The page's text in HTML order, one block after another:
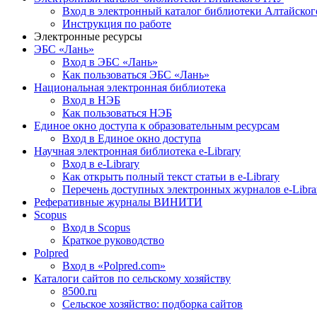
Вход в электронный каталог библиотеки
Инструкция по работе
Электронные ресурсы
ЭБС «Лань»
Вход в ЭБС «Лань»
Как пользоваться ЭБС «Лань»
Национальная электронная библиотека
Вход в НЭБ
Как пользоваться НЭБ
Единое окно доступа к образовательным ресурсам
Вход в Единое окно доступа
Научная электронная библиотека e-Library
Вход в e-Library
Как открыть полный текст статьи в e-Library
Перечень доступных электронных журналов e-
Реферативные журналы ВИНИТИ
Scopus
Вход в Scopus
Краткое руководство
Polpred
Вход в «Polpred.com»
Каталоги сайтов по сельскому хозяйству
8500.ru
Сельское хозяйство: подборка сайтов